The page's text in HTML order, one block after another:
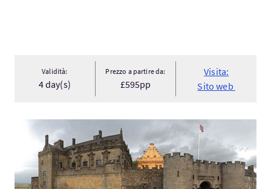
Validità:
4 day(s)
Prezzo a partire da:
£595pp
Visita:
Sito web
Visita:Stirling, Loch Tay, and The Trossachs private tour